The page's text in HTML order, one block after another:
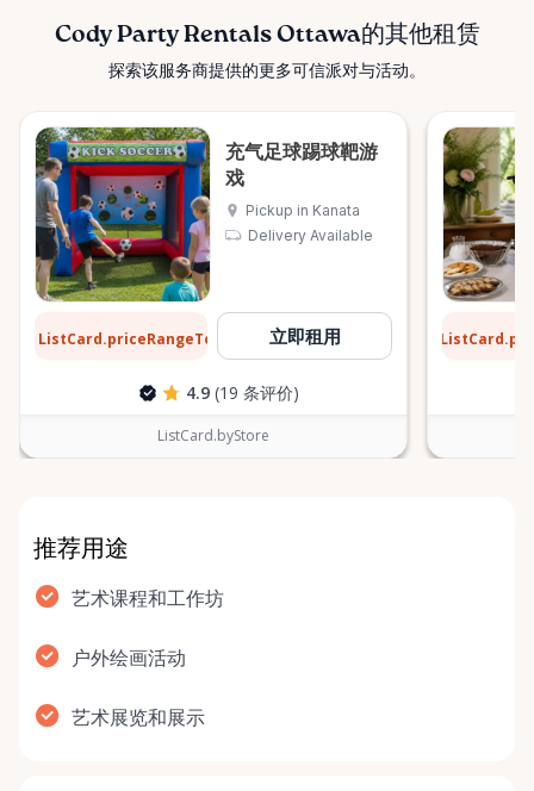
Cody Party Rentals Ottawa的其他租赁
探索该服务商提供的更多可信派对与活动。
充气足球踢球靶游
戏
Pickup in Kanata
Delivery Available
ListCard.priceRangeTo 立即租用
4.9 (19 条评价)
ListCard.byStore
推荐用途
艺术课程和工作坊
户外绘画活动
艺术展览和展示